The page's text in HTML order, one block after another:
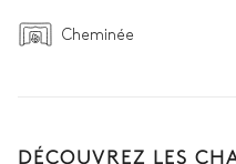
Cheminée
DÉCOUVREZ LES